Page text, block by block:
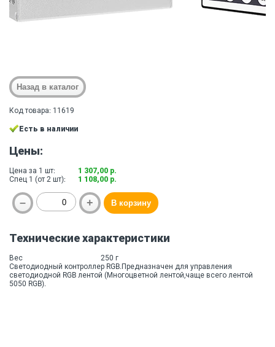
Код товара: 11619
Есть в наличии
Цены:
Цена за 1 шт:
1 307,00 р.
Спец 1 (от 2 шт):
1 108,00 р.
Технические характеристики
Вес
250 г
Светодиодный контроллер RGB.Предназначен для управления
светодиодной RGB лентой (Многоцветной лентой,чаще всего лентой
5050 RGB).